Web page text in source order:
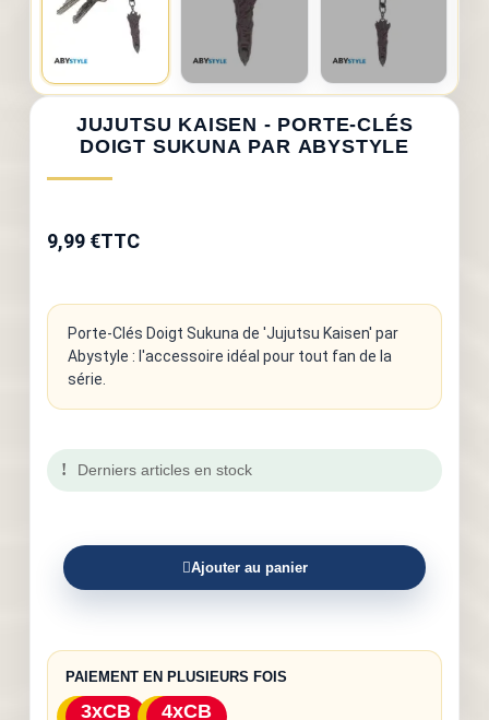
JUJUTSU KAISEN - PORTE-CLÉS
DOIGT SUKUNA PAR ABYSTYLE
9,99 €TTC
Porte-Clés Doigt Sukuna de 'Jujutsu Kaisen' par
Abystyle : l'accessoire idéal pour tout fan de la
série.
Derniers articles en stock
Ajouter au panier
PAIEMENT EN PLUSIEURS FOIS
3xCB 4xCB